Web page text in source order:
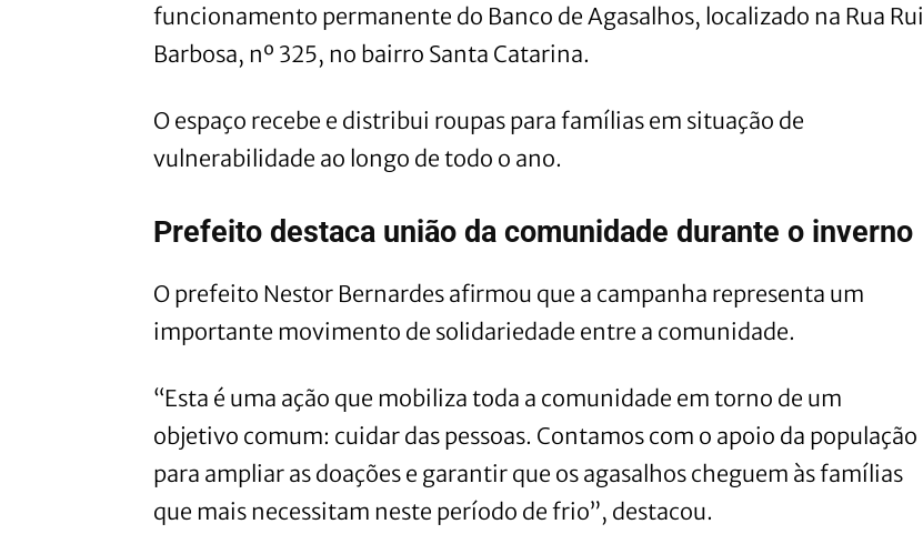
funcionamento permanente do Banco de Agasalhos, localizado na Rua Rui
Barbosa, nº 325, no bairro Santa Catarina.
O espaço recebe e distribui roupas para famílias em situação de
vulnerabilidade ao longo de todo o ano.
Prefeito destaca união da comunidade durante o inverno
O prefeito Nestor Bernardes afirmou que a campanha representa um
importante movimento de solidariedade entre a comunidade.
“Esta é uma ação que mobiliza toda a comunidade em torno de um
objetivo comum: cuidar das pessoas. Contamos com o apoio da população
para ampliar as doações e garantir que os agasalhos cheguem às famílias
que mais necessitam neste período de frio”, destacou.